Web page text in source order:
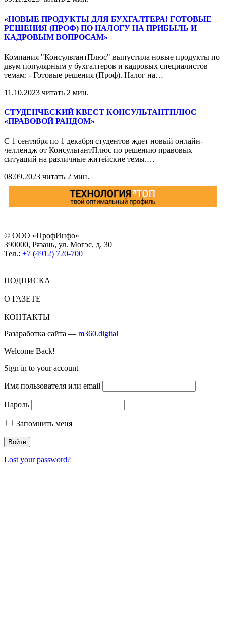
«НОВЫЕ ПРОДУКТЫ ДЛЯ БУХГАЛТЕРА! ГОТОВЫЕ
РЕШЕНИЯ (ПРОФ) ПО НАЛОГУ НА ПРИБЫЛЬ И
КАДРОВЫМ ВОПРОСАМ»
Компания "КонсультантПлюс" выпустила новые продукты по
двум популярным у бухгалтеров и кадровых специалистов
темам: - Готовые решения (Проф). Налог на…
11.10.2023 читать 2 мин.
СТУДЕНЧЕСКИЙ КВЕСТ КОНСУЛЬТАНТПЛЮС
«ПРАВОВОЙ РАНДОМ»
С 1 сентября по 1 декабря студентов ждет новый онлайн-
челлендж от КонсультантПлюс по решению правовых
ситуаций на различные житейские темы.…
08.09.2023 читать 2 мин.
© ООО «ПрофИнфо»
390000, Рязань, ул. Могэс, д. 30
Тел.: +7 (4912) 720-700
ПОДПИСКА
О ГАЗЕТЕ
КОНТАКТЫ
Разаработка сайта — m360.digital
Welcome Back!
Sign in to your account
Имя пользователя или email
Пароль
Запомнить меня
Lost your password?